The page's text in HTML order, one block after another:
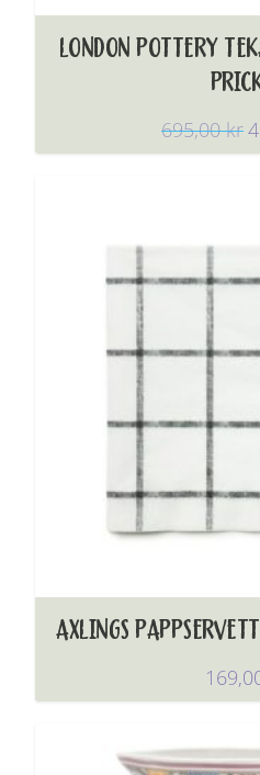
LONDON POTTERY
695,00kr
AXLINGS